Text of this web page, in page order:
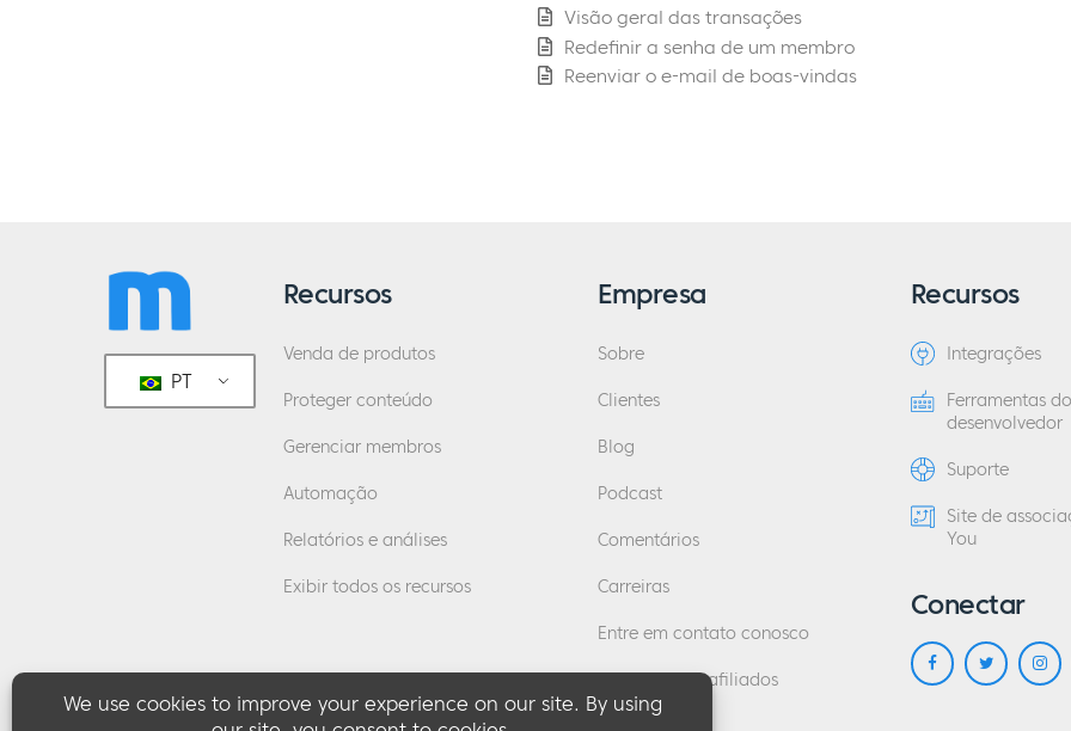
Visão geral das transações
Redefinir a senha de um membro
Reenviar o e-mail de boas-vindas
PT
Recursos
Venda de produtos
Proteger conteúdo
Gerenciar membros
Automação
Relatórios e análises
Exibir todos os recursos
Empresa
Sobre
Clientes
Blog
Podcast
Comentários
Carreiras
Entre em contato conosco
Programa de afiliados
Recursos
Integrações
Ferramentas do
desenvolvedor
Suporte
Site de
You
Conectar